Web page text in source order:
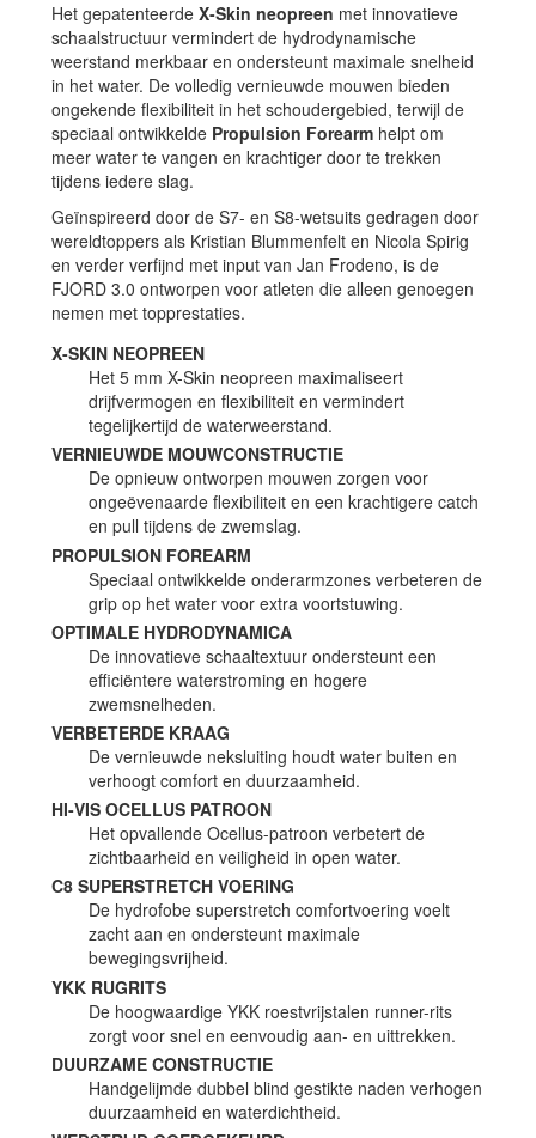
Het gepatenteerde X-Skin neopreen met innovatieve
schaalstructuur vermindert de hydrodynamische
weerstand merkbaar en ondersteunt maximale snelheid
in het water. De volledig vernieuwde mouwen bieden
ongekende flexibiliteit in het schoudergebied, terwijl de
speciaal ontwikkelde Propulsion Forearm helpt om
meer water te vangen en krachtiger door te trekken
tijdens iedere slag.
Geïnspireerd door de S7- en S8-wetsuits gedragen door
wereldtoppers als Kristian Blummenfelt en Nicola Spirig
en verder verfijnd met input van Jan Frodeno, is de
FJORD 3.0 ontworpen voor atleten die alleen genoegen
nemen met topprestaties.
X-SKIN NEOPREEN
Het 5 mm X-Skin neopreen maximaliseert
drijfvermogen en flexibiliteit en vermindert
tegelijkertijd de waterweerstand.
VERNIEUWDE MOUWCONSTRUCTIE
De opnieuw ontworpen mouwen zorgen voor
ongeëvenaarde flexibiliteit en een krachtigere catch
en pull tijdens de zwemslag.
PROPULSION FOREARM
Speciaal ontwikkelde onderarmzones verbeteren de
grip op het water voor extra voortstuwing.
OPTIMALE HYDRODYNAMICA
De innovatieve schaaltextuur ondersteunt een
efficiëntere waterstroming en hogere
zwemsnelheden.
VERBETERDE KRAAG
De vernieuwde neksluiting houdt water buiten en
verhoogt comfort en duurzaamheid.
HI-VIS OCELLUS PATROON
Het opvallende Ocellus-patroon verbetert de
zichtbaarheid en veiligheid in open water.
C8 SUPERSTRETCH VOERING
De hydrofobe superstretch comfortvoering voelt
zacht aan en ondersteunt maximale
bewegingsvrijheid.
YKK RUGRITS
De hoogwaardige YKK roestvrijstalen runner-rits
zorgt voor snel en eenvoudig aan- en uittrekken.
DUURZAME CONSTRUCTIE
Handgelijmde dubbel blind gestikte naden verhogen
duurzaamheid en waterdichtheid.